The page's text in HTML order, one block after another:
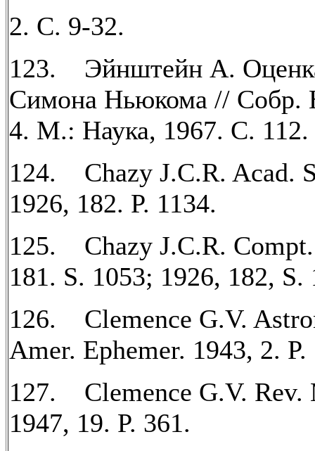
2. С. 9-32.
123. Эйнштейн А.
Симона Ньюкома // Собр.
4. М.: Наука, 1967. С. 112.
124. Chazy J.C.R. Acad.
1926, 182. P. 1134.
125. Chazy J.C.R. Compt.
181. S. 1053; 1926, 182, S.
126. Clemence G.V.
Amer. Ephemer. 1943, 2. P.
127. Clemence G.V. Rev.
1947, 19. P. 361.